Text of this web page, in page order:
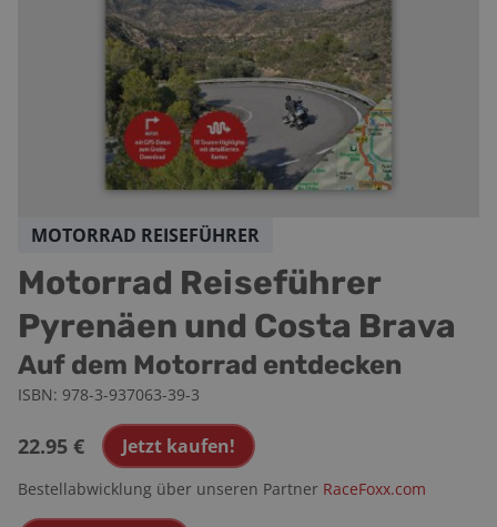
MOTORRAD REISEFÜHRER
Motorrad Reiseführer
Pyrenäen und Costa Brava
Auf dem Motorrad entdecken
ISBN: 978-3-937063-39-3
22.95 € Jetzt kaufen!
Bestellabwicklung über unseren Partner RaceFoxx.com